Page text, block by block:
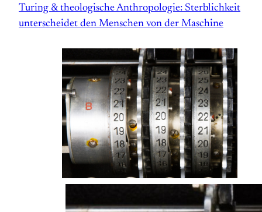
Turing & theologische Anthropologie: Sterblichkeit
unterscheidet den Menschen von der Maschine